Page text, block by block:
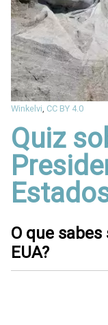
Winkelvi, CC BY 4.0
Quiz
O que
EUA?